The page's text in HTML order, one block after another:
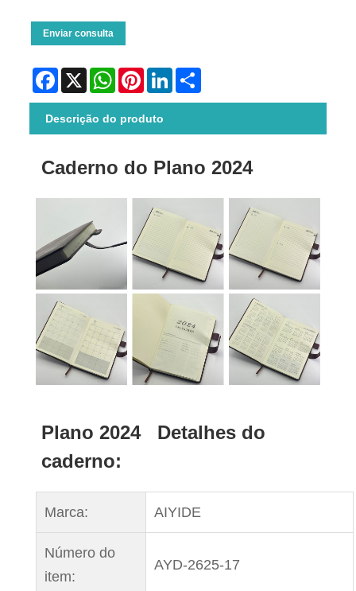
Enviar consulta
Facebook
X WhatsAppPinterestLinkedIn
Descrição do produto
Caderno do Plano 2024
Plano 2024 Detalhes do
caderno:
Marca: AIYIDE
Número do
item:
AYD-2625-17